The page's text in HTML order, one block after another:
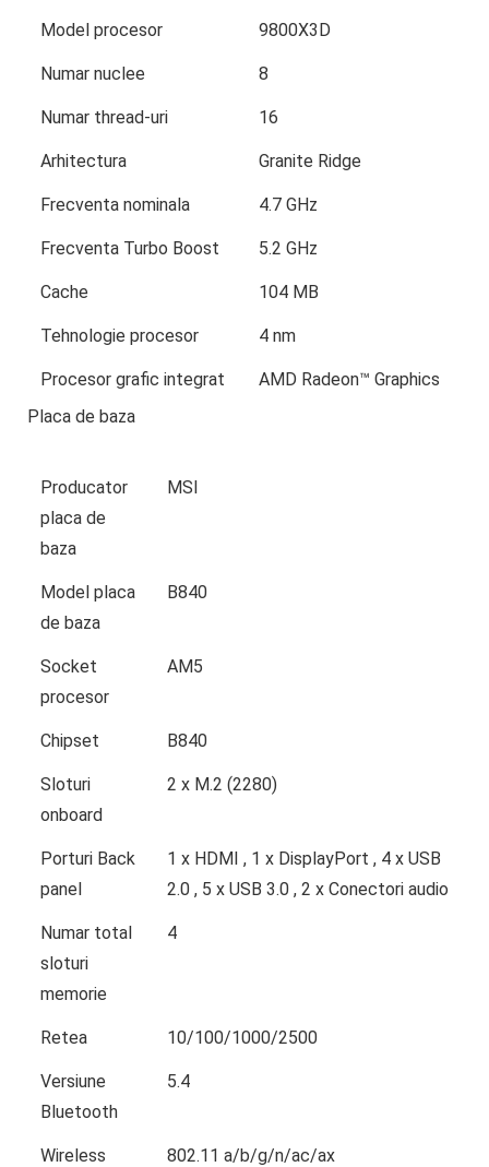
Model procesor 9800X3D
Numar nuclee 8
Numar thread-uri 16
Arhitectura Granite Ridge
Frecventa nominala 4.7 GHz
Frecventa Turbo Boost 5.2 GHz
Cache 104 MB
Tehnologie procesor 4 nm
Procesor grafic integrat
AMD Radeon™ Graphics
Placa de baza
Producator
placa de
baza
MSI
Model placa
de baza
B840
Socket
procesor
AM5
Chipset B840
Sloturi
onboard
2 x M.2 (2280)
Porturi Back
panel
1 x HDMI , 1 x DisplayPort , 4 x USB
2.0 , 5 x USB 3.0 , 2 x Conectori audio
Numar total
sloturi
memorie
4
Retea 10/100/1000/2500
Versiune
Bluetooth
5.4
Wireless
802.11 a/b/g/n/ac/ax